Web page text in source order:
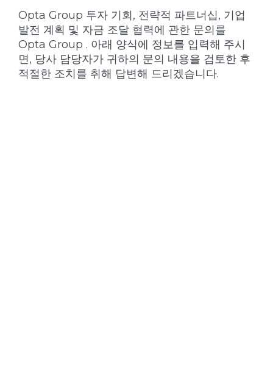
Opta Group 투자 기회, 전략적 파트너십, 기업
발전 계획 및 자금 조달 협력에 관한 문의를
Opta Group . 아래 양식에 정보를 입력해 주시
면, 당사 담당자가 귀하의 문의 내용을 검토한 후
적절한 조치를 취해 답변해 드리겠습니다.